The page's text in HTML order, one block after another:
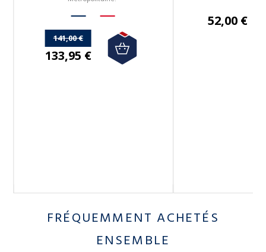
141,00 €
133,95 €
52,00 €
FRÉQUEMMENT ACHETÉS
ENSEMBLE